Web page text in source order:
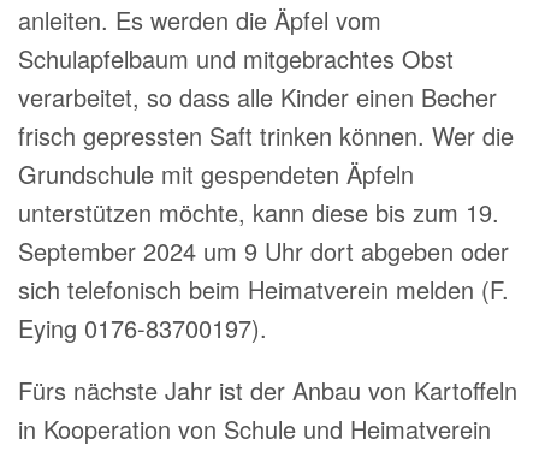
anleiten. Es werden die Äpfel vom
Schulapfelbaum und mitgebrachtes Obst
verarbeitet, so dass alle Kinder einen Becher
frisch gepressten Saft trinken können. Wer die
Grundschule mit gespendeten Äpfeln
unterstützen möchte, kann diese bis zum 19.
September 2024 um 9 Uhr dort abgeben oder
sich telefonisch beim Heimatverein melden (F.
Eying 0176-83700197).
Fürs nächste Jahr ist der Anbau von Kartoffeln
in Kooperation von Schule und Heimatverein